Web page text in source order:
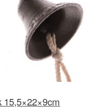
15,5×22×9cm